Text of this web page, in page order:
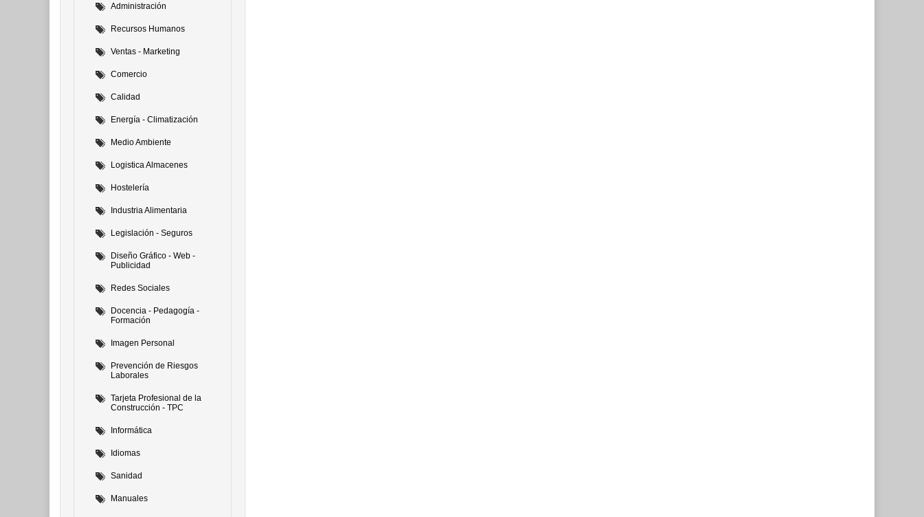
Administración
Recursos Humanos
Ventas - Marketing
Comercio
Calidad
Energía - Climatización
Medio Ambiente
Logistica Almacenes
Hostelería
Industria Alimentaria
Legislación - Seguros
Diseño Gráfico - Web -
Publicidad
Redes Sociales
Docencia - Pedagogía -
Formación
Imagen Personal
Prevención de Riesgos
Laborales
Tarjeta Profesional de la
Construcción - TPC
Informática
Idiomas
Sanidad
Manuales